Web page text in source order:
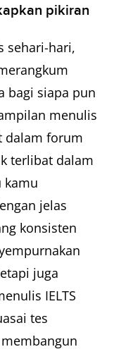
pikiran
sehari-hari,
bagi siapa pun
menulis
dalam forum
terlibat dalam
kamu
jelas
konsisten
juga
IELTS
tes